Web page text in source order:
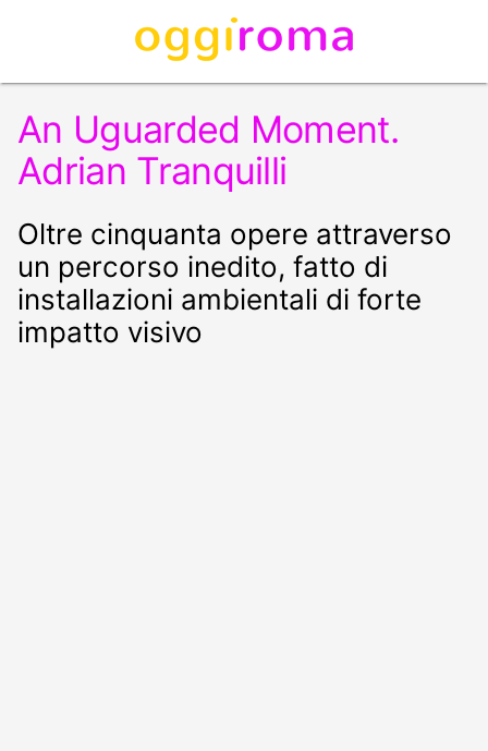
An Uguarded Moment.
Adrian Tranquilli
Oltre cinquanta opere attraverso
un percorso inedito, fatto di
installazioni ambientali di forte
impatto visivo